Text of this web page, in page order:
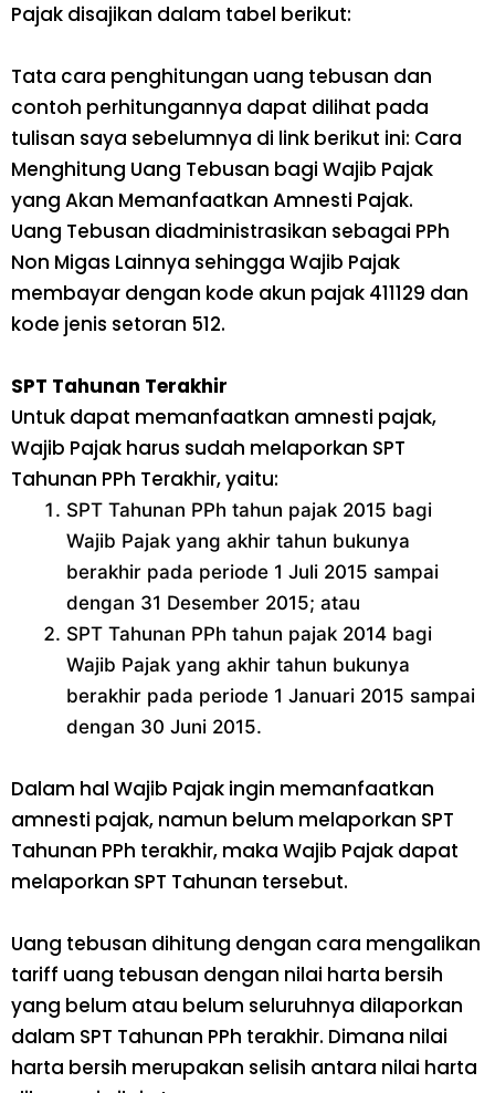
Pajak disajikan dalam tabel berikut:
Tata cara penghitungan uang tebusan dan
contoh perhitungannya dapat dilihat pada
tulisan saya sebelumnya di link berikut ini: Cara
Menghitung Uang Tebusan bagi Wajib Pajak
yang Akan Memanfaatkan Amnesti Pajak.
Uang Tebusan diadministrasikan sebagai PPh
Non Migas Lainnya sehingga Wajib Pajak
membayar dengan kode akun pajak 411129 dan
kode jenis setoran 512.
SPT Tahunan Terakhir
Untuk dapat memanfaatkan amnesti pajak,
Wajib Pajak harus sudah melaporkan SPT
Tahunan PPh Terakhir, yaitu:
SPT Tahunan PPh tahun pajak 2015 bagi
Wajib Pajak yang akhir tahun bukunya
berakhir pada periode 1 Juli 2015 sampai
dengan 31 Desember 2015; atau
SPT Tahunan PPh tahun pajak 2014 bagi
Wajib Pajak yang akhir tahun bukunya
berakhir pada periode 1 Januari 2015 sampai
dengan 30 Juni 2015.
Dalam hal Wajib Pajak ingin memanfaatkan
amnesti pajak, namun belum melaporkan SPT
Tahunan PPh terakhir, maka Wajib Pajak dapat
melaporkan SPT Tahunan tersebut.
Uang tebusan dihitung dengan cara mengalikan
tariff uang tebusan dengan nilai harta bersih
yang belum atau belum seluruhnya dilaporkan
dalam SPT Tahunan PPh terakhir. Dimana nilai
harta bersih merupakan selisih antara nilai harta